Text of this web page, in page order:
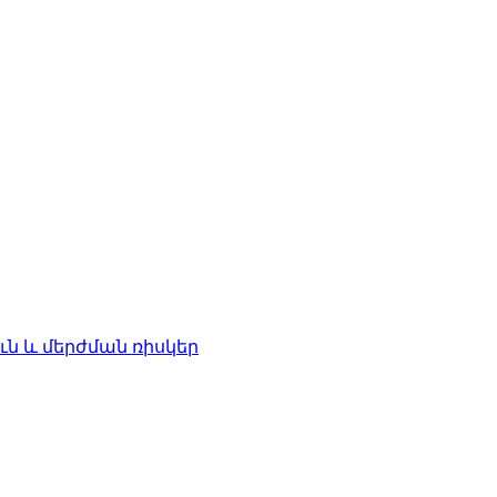
և մերժման ռիսկեր